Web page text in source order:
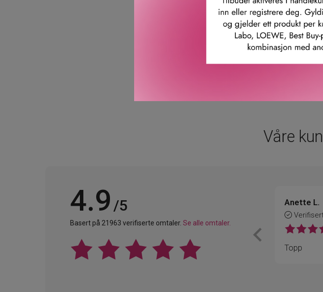
** Når det brukes sammen med Acidic Bonding
*** Når det brukes sammen med Acidic Bonding
**** Når det brukes sammen med Acidic Bonding
Våre
4.9 /5
Basert på 21963 verifiserte omtaler. Se alle omtaler.
Anette L.
Topp